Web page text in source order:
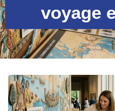
voyage